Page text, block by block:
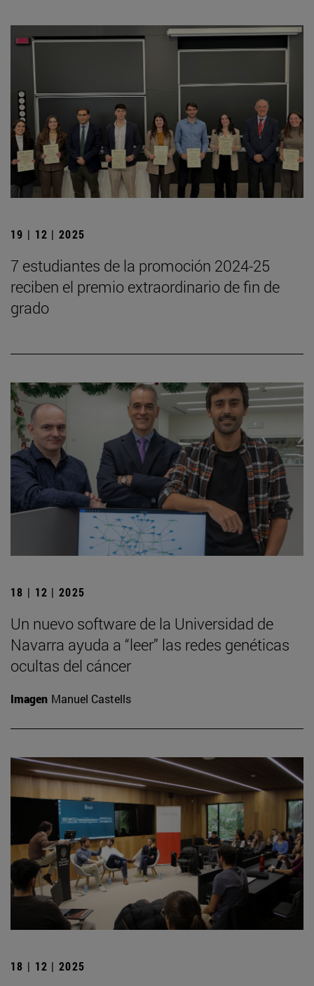
19 | 12 | 2025
7 estudiantes de la promoción 2024-25
reciben el premio extraordinario de fin de
grado
18 | 12 | 2025
Un nuevo software de la Universidad de
Navarra ayuda a “leer” las redes genéticas
ocultas del cáncer
Imagen Manuel Castells
18 | 12 | 2025